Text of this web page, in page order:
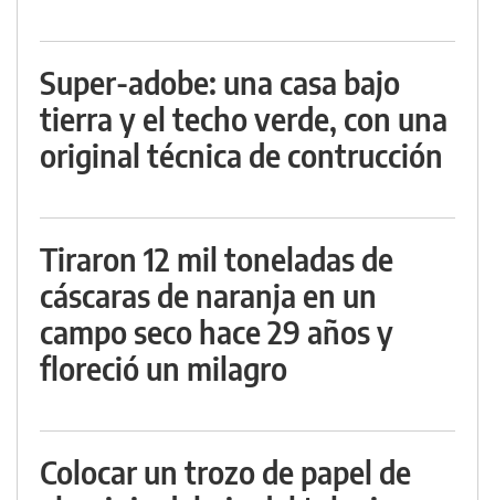
Super-adobe: una casa bajo
tierra y el techo verde, con una
original técnica de contrucción
Tiraron 12 mil toneladas de
cáscaras de naranja en un
campo seco hace 29 años y
floreció un milagro
Colocar un trozo de papel de